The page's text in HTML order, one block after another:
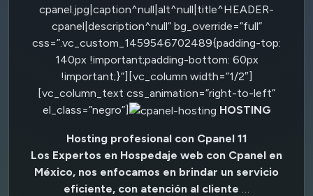
cpanel.jpg|caption^null|alt^null|title^HEADER-
cpanel|description^null” bg_override=”full”
css=”.vc_custom_1459546702489{padding-top:
140px !important;padding-bottom: 60px
!important;}”][vc_column width=”1/2″]
[vc_column_text css_animation=”right-to-left”
el_class=”negro”]
HOSTING
Hosting profesional con Cpanel 11
Los Expertos en Hospedaje web con Cpanel en
México, nos enfocamos en brindar un servicio
eficiente, con atención al cliente …